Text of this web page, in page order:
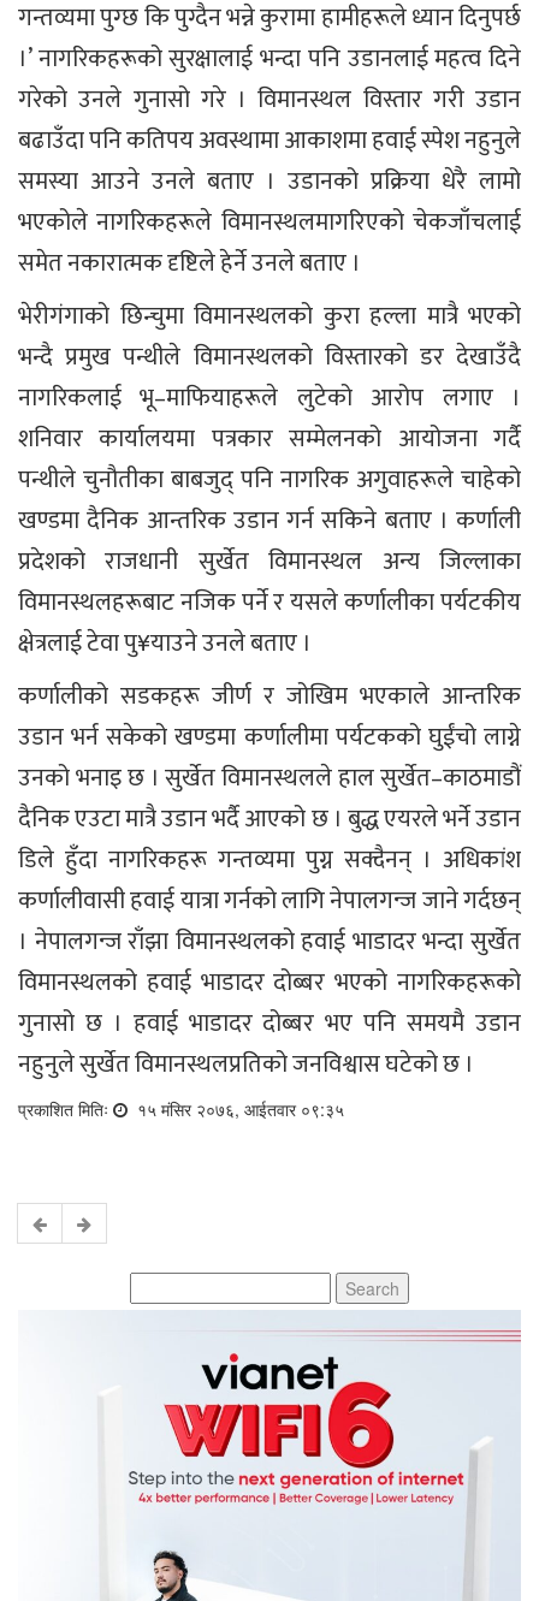
गन्तव्यमा पुग्छ कि पुग्दैन भन्ने कुरामा हामीहरूले ध्यान दिनुपर्छ
।’ नागरिकहरूको सुरक्षालाई भन्दा पनि उडानलाई महत्व दिने
गरेको उनले गुनासो गरे । विमानस्थल विस्तार गरी उडान
बढाउँदा पनि कतिपय अवस्थामा आकाशमा हवाई स्पेश नहुनुले
समस्या आउने उनले बताए । उडानको प्रक्रिया धेरै लामो
भएकोले नागरिकहरूले विमानस्थलमागरिएको चेकजाँचलाई
समेत नकारात्मक दृष्टिले हेर्ने उनले बताए ।
भेरीगंगाको छिन्चुमा विमानस्थलको कुरा हल्ला मात्रै भएको
भन्दै प्रमुख पन्थीले विमानस्थलको विस्तारको डर देखाउँदै
नागरिकलाई भू–माफियाहरूले लुटेको आरोप लगाए ।
शनिवार कार्यालयमा पत्रकार सम्मेलनको आयोजना गर्दै
पन्थीले चुनौतीका बाबजुद् पनि नागरिक अगुवाहरूले चाहेको
खण्डमा दैनिक आन्तरिक उडान गर्न सकिने बताए । कर्णाली
प्रदेशको राजधानी सुर्खेत विमानस्थल अन्य जिल्लाका
विमानस्थलहरूबाट नजिक पर्ने र यसले कर्णालीका पर्यटकीय
क्षेत्रलाई टेवा पु¥याउने उनले बताए ।
कर्णालीको सडकहरू जीर्ण र जोखिम भएकाले आन्तरिक
उडान भर्न सकेको खण्डमा कर्णालीमा पर्यटकको घुईंचो लाग्ने
उनको भनाइ छ । सुर्खेत विमानस्थलले हाल सुर्खेत–काठमाडौं
दैनिक एउटा मात्रै उडान भर्दै आएको छ । बुद्ध एयरले भर्ने उडान
डिले हुँदा नागरिकहरू गन्तव्यमा पुग्न सक्दैनन् । अधिकांश
कर्णालीवासी हवाई यात्रा गर्नको लागि नेपालगन्ज जाने गर्दछन्
। नेपालगन्ज राँझा विमानस्थलको हवाई भाडादर भन्दा सुर्खेत
विमानस्थलको हवाई भाडादर दोब्बर भएको नागरिकहरूको
गुनासो छ । हवाई भाडादर दोब्बर भए पनि समयमै उडान
नहुनुले सुर्खेत विमानस्थलप्रतिको जनविश्वास घटेको छ ।
प्रकाशित मितिः १५ मंसिर २०७६, आईतवार ०९:३५
for: